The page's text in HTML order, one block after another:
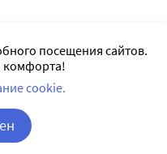
средств;
классификация
посещения сайтов.
комфорта!
cookie.